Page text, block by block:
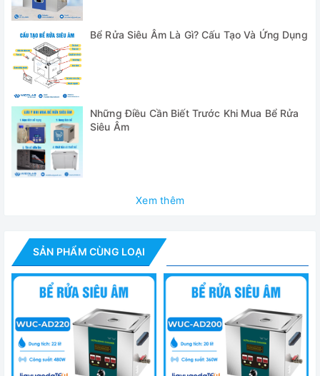
phút cùng chức năng gia nhiệt lên tới 80 độ C giúp năng
cao hiệu quả làm sạch.
Bể được trang bị Q Tranducer (đầu phát siêu âm) hiệu
suất cao tuổi thọ lâu dài.
Giỏ được làm bằng thép không gỉ cao cấp, có tác
dụng chống ăn mòn tốt hơn.
Thiết kế nổi bật:
- Bể được thiết kế hoàn toàn bằng thép không gỉ cao cấp,
có tác dụng chống ăn mòn tốt hơn
Bể Rửa Siêu Âm Là Gì? Cấu Tạo Và Ứng Dụng
Những Điều Cần Biết Trước Khi Mua Bể Rửa
Siêu Âm
Xem thêm
SẢN PHẨM CÙNG LOẠI